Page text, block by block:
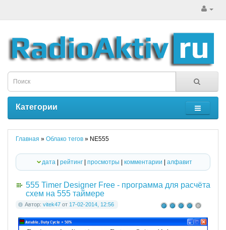
Категории
Главная » Облако тегов » NE555
дата | рейтинг| просмотры | комментарии | алфавит
555 Timer Designer Free - программа для расчёта
схем на 555 таймере
Автор: vitek47 от 17-02-2014, 12:56